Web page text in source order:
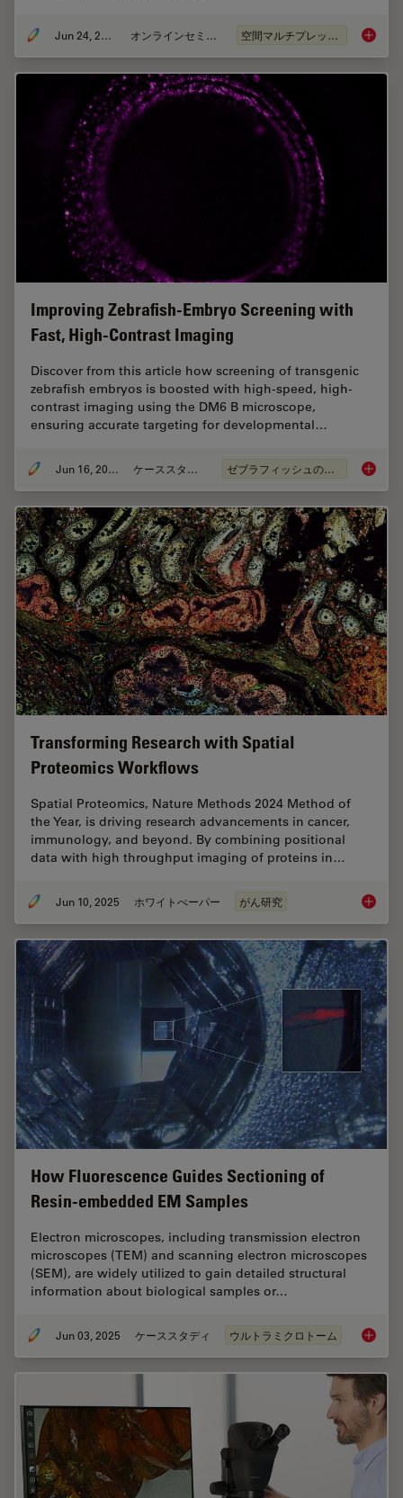
Jun 24, 2025 オンラインセミナー 空間マルチプレックス How to
Improving Zebrafish-Embryo Screening with
Fast, High-Contrast Imaging
Discover from this article how screening of transgenic
zebrafish embryos is boosted with high-speed, high-
contrast imaging using the DM6 B microscope,
ensuring accurate targeting for developmental…
Jun 16, 2025 ケーススタディ ゼブラフィッシュの研究
Transforming Research with Spatial
Proteomics Workflows
Spatial Proteomics, Nature Methods 2024 Method of
the Year, is driving research advancements in cancer,
immunology, and beyond. By combining positional
data with high throughput imaging of proteins in…
Jun 10, 2025 ホワイトぺーパー がん研究
How Fluorescence Guides Sectioning of
Resin-embedded EM Samples
Electron microscopes, including transmission electron
microscopes (TEM) and scanning electron microscopes
(SEM), are widely utilized to gain detailed structural
information about biological samples or…
Jun 03, 2025 ケーススタディ ウルトラミクロトーム How